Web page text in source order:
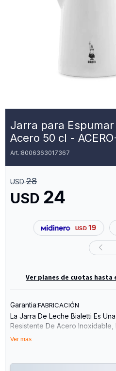
Jarra para
Acero 50 cl -
8006363017367
USD 24
USD 28
USD 19
Ver planes de cuotas hasta
Garantia:FABRICACIÓN
La Jarra De Leche Bialetti Es
Resistente De Acero Inoxidable,
Tanto En El Fuego Como Con El
Capuchino.
Ver mas